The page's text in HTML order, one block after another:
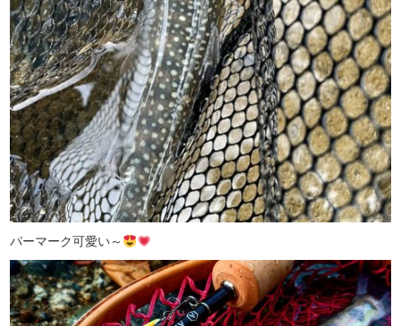
パーマーク可愛い～